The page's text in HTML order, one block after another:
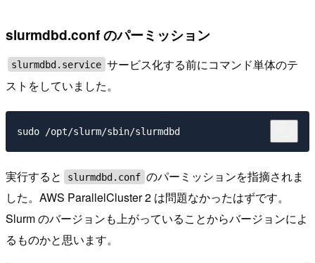
slurmdbd.conf のパーミッション
slurmdbd.service サービス化する前にコマンド単体のテ
ストをしていました。
実行すると slurmdbd.conf のパーミッションを指摘されま
した。AWS ParallelCluster 2 は問題なかったはずです。
Slurm のバージョンも上がっていることからバージョンによ
るものかと思います。